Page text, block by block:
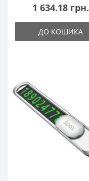
1 634.18 грн.
ДО КОШИКА